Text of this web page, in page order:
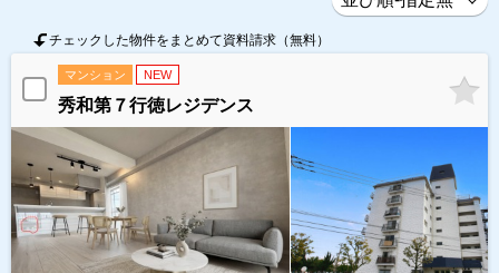
チェックした物件をまとめて資料請求（無料）
マンション NEW
秀和第７行徳レジデンス